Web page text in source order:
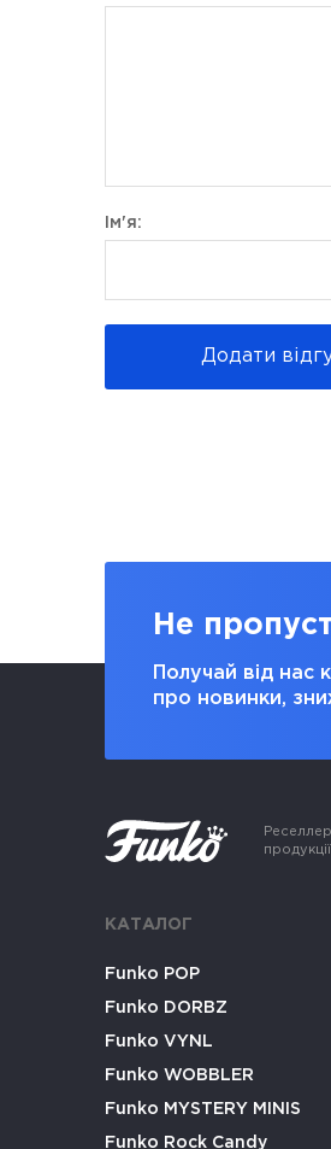
Ім'я:
Додати
Не
Получай від нас
про новинки,
КАТАЛОГ
Funko POP
Funko DORBZ
Funko VYNL
Funko WOBBLER
Funko MYSTERY MINIS
Funko Rock Candy